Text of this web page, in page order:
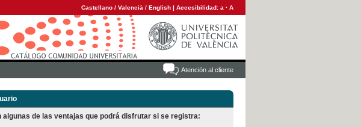
Castellano / Valencià / English | Accesibilidad: a · A
Atención al cliente
algunas de las ventajas que podrá disfrutar si se registra: